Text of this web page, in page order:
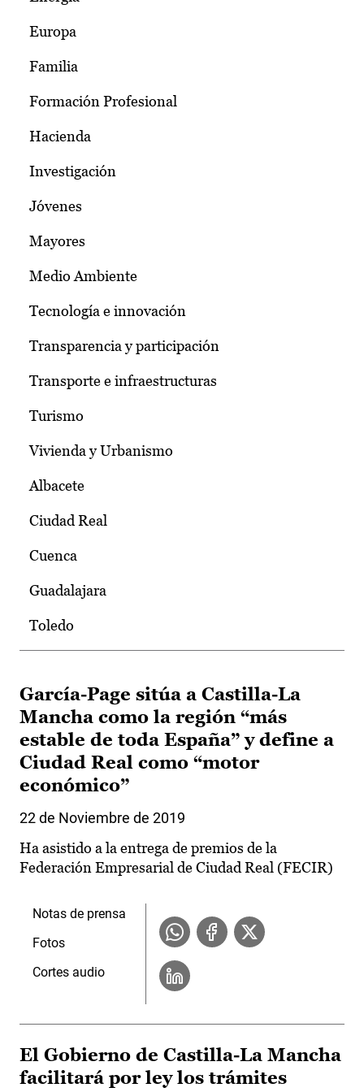
Europa
Familia
Formación Profesional
Hacienda
Investigación
Jóvenes
Mayores
Medio Ambiente
Tecnología e innovación
Transparencia y participación
Transporte e infraestructuras
Turismo
Vivienda y Urbanismo
Albacete
Ciudad Real
Cuenca
Guadalajara
Toledo
García-Page sitúa a Castilla-La
Mancha como la región “más
estable de toda España” y define a
Ciudad Real como “motor
económico”
22 de Noviembre de 2019
Ha asistido a la entrega de premios de la
Federación Empresarial de Ciudad Real (FECIR)
Notas de prensa
Fotos
Cortes audio
El Gobierno de Castilla-La Mancha
facilitará por ley los trámites